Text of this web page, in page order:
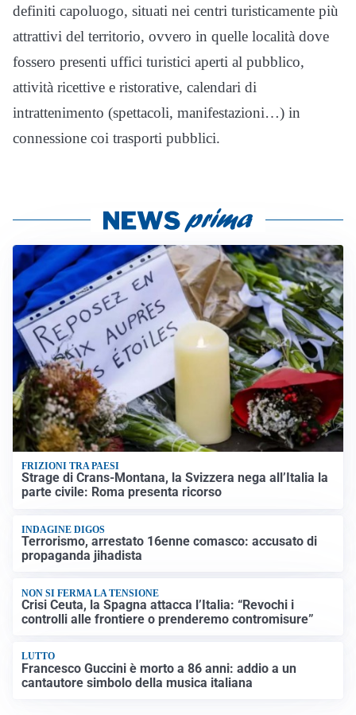
definiti capoluogo, situati nei centri turisticamente più
attrattivi del territorio, ovvero in quelle località dove
fossero presenti uffici turistici aperti al pubblico,
attività ricettive e ristorative, calendari di
intrattenimento (spettacoli, manifestazioni…) in
connessione coi trasporti pubblici.
FRIZIONI TRA PAESI
Strage di Crans-Montana, la Svizzera nega all’Italia la
parte civile: Roma presenta ricorso
INDAGINE DIGOS
Terrorismo, arrestato 16enne comasco: accusato di
propaganda jihadista
NON SI FERMA LA TENSIONE
Crisi Ceuta, la Spagna attacca l’Italia: “Revochi i
controlli alle frontiere o prenderemo contromisure”
LUTTO
Francesco Guccini è morto a 86 anni: addio a un
cantautore simbolo della musica italiana